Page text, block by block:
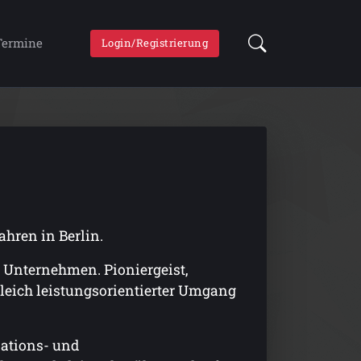
Login/Registrierung
in Berlin.
Pioniergeist,
leistungsorientierter Umgang
und